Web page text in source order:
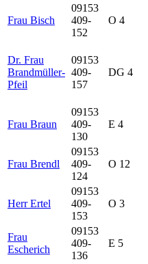
Frau Bisch
09153
409-
152
O 4
Dr. Frau
Brandmüller-
Pfeil
09153
409-
157
DG 4
Frau Braun
09153
409-
130
E 4
Frau Brendl
09153
409-
124
O 12
Herr Ertel
09153
409-
153
O 3
Frau
Escherich
09153
409-
136
E 5